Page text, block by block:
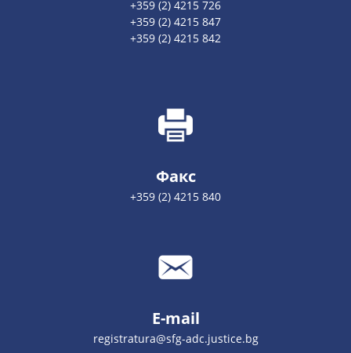
+359 (2) 4215 726
+359 (2) 4215 847
+359 (2) 4215 842
Факс
+359 (2) 4215 840
E-mail
registratura@sfg-adc.justice.bg